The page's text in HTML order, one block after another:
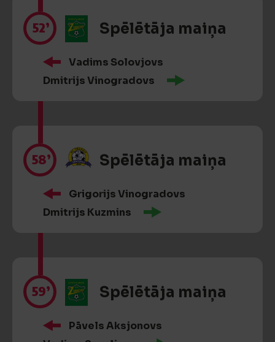
52’ Spēlētāja maiņa
Vadims Solovjovs
Dmitrijs Vinogradovs
58’ Spēlētāja maiņa
Grigorijs Vinogradovs
Dmitrijs Kuzmins
59’ Spēlētāja maiņa
Pāvels Aksjonovs